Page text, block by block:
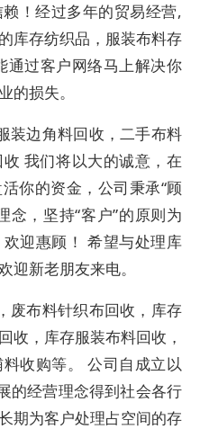
！经过多年的贸易经营,
库存纺织品，服装布料存
通过客户网络马上解决你
的损失。
装边角料回收，二手布料
我们将以大的诚意，在
你的资金，公司秉承“顾
念，坚持“客户”的原则为
迎惠顾！ 希望与处理库
迎新老朋友来电。
废布料针织布回收，库存
收，库存服装布料回收，
收购等。 公司自成立以
的经营理念得到社会各行
期为客户处理占空间的存